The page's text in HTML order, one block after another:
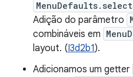
Adição do parâmetro
combináveis em
layout. (I3d2b1).
Adicionamos um getter